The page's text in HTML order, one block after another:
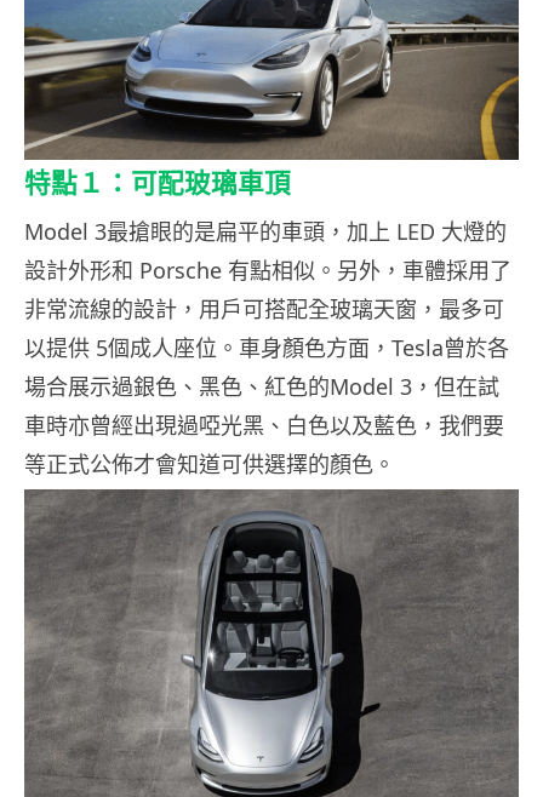
特點１：可配玻璃車頂
Model 3最搶眼的是扁平的車頭，加上 LED 大燈的
設計外形和 Porsche 有點相似。另外，車體採用了
非常流線的設計，用戶可搭配全玻璃天窗，最多可
以提供 5個成人座位。車身顏色方面，Tesla曾於各
場合展示過銀色、黑色、紅色的Model 3，但在試
車時亦曾經出現過啞光黑、白色以及藍色，我們要
等正式公佈才會知道可供選擇的顏色。